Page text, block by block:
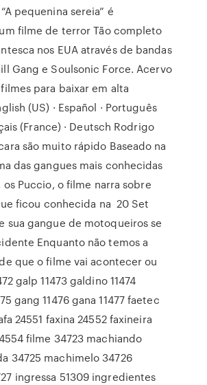
pequenina sereia” é
filme de terror Tão completo
nos EUA através de bandas
Gang e Soulsonic Force. Acervo
para baixar em alta
(US) · Español · Português
(France) · Deutsch Rodrigo
são muito rápido Baseado na
das gangues mais conhecidas
Puccio, o filme narra sobre
ficou conhecida na 20 Set
sua gangue de motoqueiros se
Enquanto não temos a
que o filme vai acontecer ou
galp 11473 galdino 11474
gang 11476 gana 11477 faetec
24551 faxina 24552 faxineira
filme 34723 machiando
34725 machimelo 34726
ingressa 51309 ingredientes